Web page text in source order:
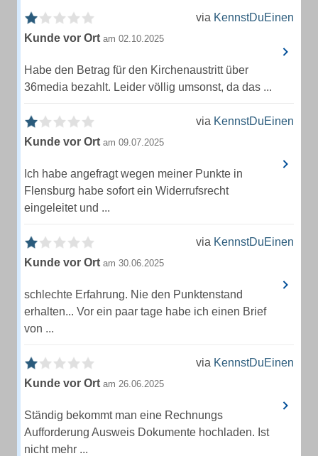
via KennstDuEinen
Kunde vor Ort am 02.10.2025
Habe den Betrag für den Kirchenaustritt über
36media bezahlt. Leider völlig umsonst, da das ...
via KennstDuEinen
Kunde vor Ort am 09.07.2025
Ich habe angefragt wegen meiner Punkte in
Flensburg habe sofort ein Widerrufsrecht
eingeleitet und ...
via KennstDuEinen
Kunde vor Ort am 30.06.2025
schlechte Erfahrung. Nie den Punktenstand
erhalten... Vor ein paar tage habe ich einen Brief
von ...
via KennstDuEinen
Kunde vor Ort am 26.06.2025
Ständig bekommt man eine Rechnungs
Aufforderung Ausweis Dokumente hochladen. Ist
nicht mehr ...